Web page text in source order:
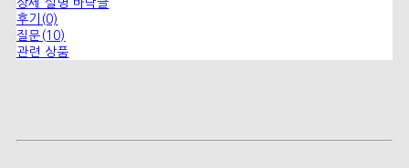
상세 설명 바닥글
후기(0)
질문(10)
관련 상품